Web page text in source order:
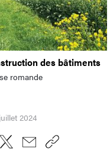
des bâtiments
romande
2024